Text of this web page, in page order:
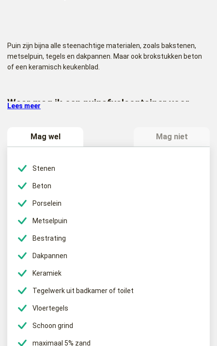
Puin zijn bijna alle steenachtige materialen, zoals bakstenen,
metselpuin, tegels en dakpannen. Maar ook brokstukken beton
of een keramisch keukenblad.
Waar mag ik een puinafvalcontainer voor
Een puinafval container is bedoeld voor het afvoeren van afval
dat afkomstig is van bijvoorbeeld het (deels) slopen van uw
het verwijderen van uw cementdekvloer. Elke klus waar
op dat bijvoorbeeld een muur van gasbeton of gips niet in deze
Wat gebeurd er met het puinafval?
BM Containers zamelt uw puinafval in, om dit vervolgens weer bij
een eindverwerking te brengen in grotere hoeveelheden. Hier
wordt het puinafval gebroken zoals dat heet. Dit worden dan
genoemd wordt. Menggranulaat wordt weer gebruikt als
fundering van bijvoorbeeld uw oprit. Zo draagt u bij aan een
Lees meer
Mag wel Mag niet
Stenen
Beton
Porselein
Metselpuin
Bestrating
Dakpannen
Keramiek
Tegelwerk uit badkamer of toilet
Vloertegels
Schoon grind
maximaal 5% zand